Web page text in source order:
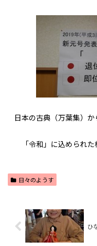
日本の古典（万葉集）か
「令和」に込められ
日々のようす
ひ